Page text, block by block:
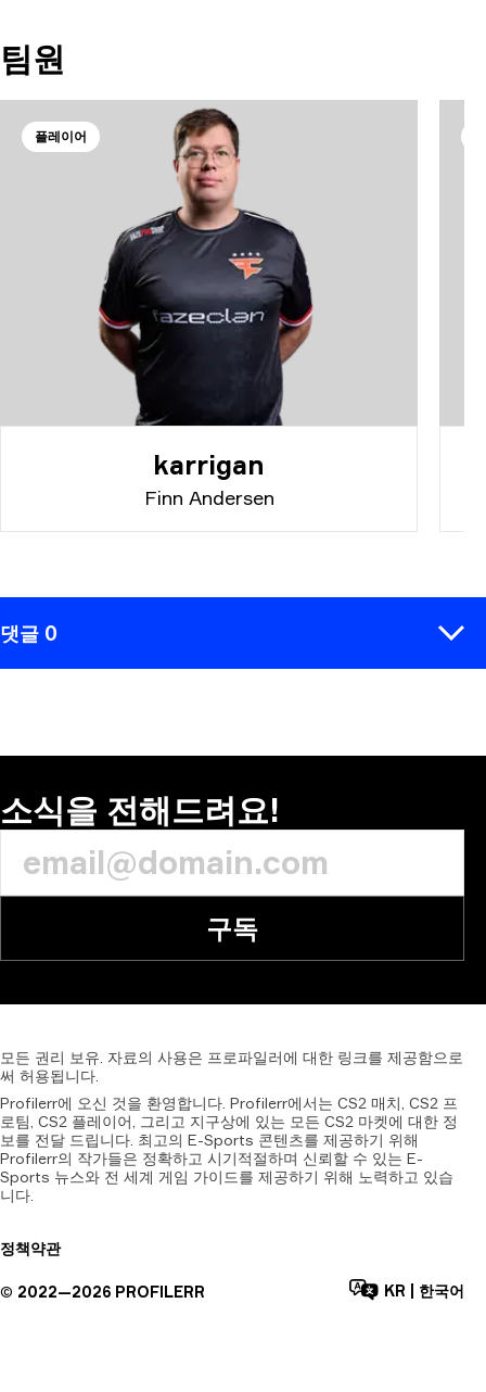
팀원
플레이어
karrigan
Finn Andersen
댓글 0
소식을 전해드려요!
구독
모든 권리 보유. 자료의 사용은 프로파일러에 대한 링크를 제공함으로
써 허용됩니다.
Profilerr에 오신 것을 환영합니다. Profilerr에서는 CS2 매치, CS2 프
로팀, CS2 플레이어, 그리고 지구상에 있는 모든 CS2 마켓에 대한 정
보를 전달 드립니다. 최고의 E-Sports 콘텐츠를 제공하기 위해
Profilerr의 작가들은 정확하고 시기적절하며 신뢰할 수 있는 E-
Sports 뉴스와 전 세계 게임 가이드를 제공하기 위해 노력하고 있습
니다.
정책약관
© 2022—2026 PROFILERR KR 한국어